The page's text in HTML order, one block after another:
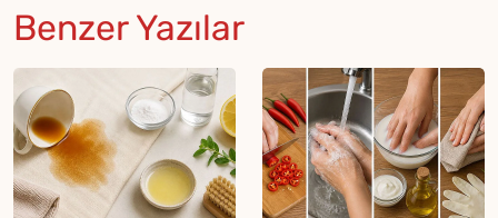
Benzer Yazılar